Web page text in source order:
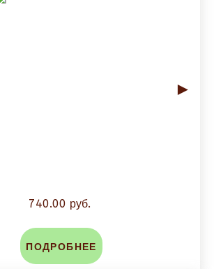
►
740.00 руб.
ПОДРОБНЕЕ